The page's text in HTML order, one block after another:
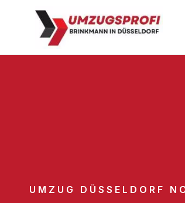
UMZUG DÜSSELDORF